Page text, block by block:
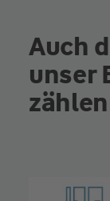
Auch
unser
zählen